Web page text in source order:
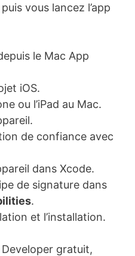
vous lancez l’app
le Mac App
iOS.
ou l’iPad au Mac.
de confiance avec
dans Xcode.
de signature dans
.
et l’installation.
gratuit,